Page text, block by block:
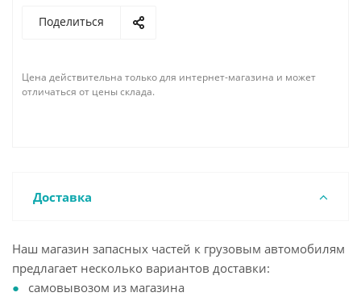
Поделиться
Цена действительна только для интернет-магазина и может
отличаться от цены склада.
Доставка
Наш магазин запасных частей к грузовым автомобилям
предлагает несколько вариантов доставки:
самовывозом из магазина